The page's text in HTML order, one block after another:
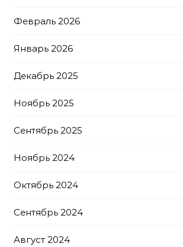
Февраль 2026
Январь 2026
Декабрь 2025
Ноябрь 2025
Сентябрь 2025
Ноябрь 2024
Октябрь 2024
Сентябрь 2024
Август 2024